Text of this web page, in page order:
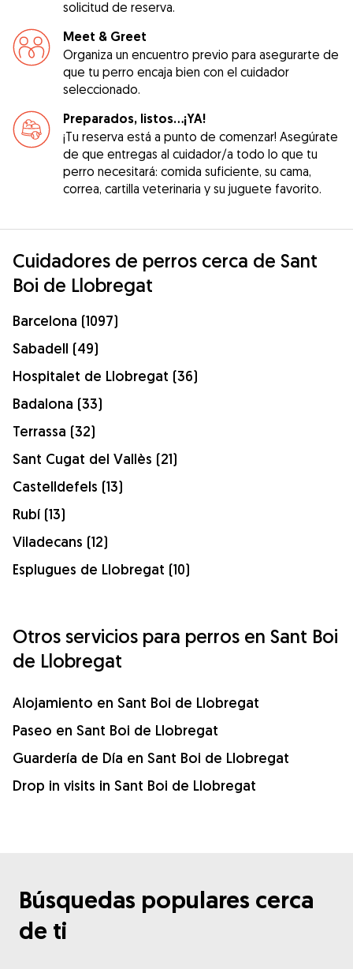
solicitud de reserva.
Meet & Greet
Organiza un encuentro previo para asegurarte de
que tu perro encaja bien con el cuidador
seleccionado.
Preparados, listos...¡YA!
¡Tu reserva está a punto de comenzar! Asegúrate
de que entregas al cuidador/a todo lo que tu
perro necesitará: comida suficiente, su cama,
correa, cartilla veterinaria y su juguete favorito.
Cuidadores de perros cerca de Sant
Boi de Llobregat
Barcelona (1097)
Sabadell (49)
Hospitalet de Llobregat (36)
Badalona (33)
Terrassa (32)
Sant Cugat del Vallès (21)
Castelldefels (13)
Rubí (13)
Viladecans (12)
Esplugues de Llobregat (10)
Otros servicios para perros en Sant Boi
de Llobregat
Alojamiento en Sant Boi de Llobregat
Paseo en Sant Boi de Llobregat
Guardería de Día en Sant Boi de Llobregat
Drop in visits in Sant Boi de Llobregat
Búsquedas populares cerca
de ti